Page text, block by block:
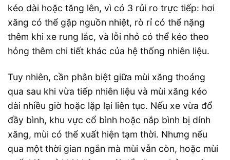
kéo dài hoặc tăng lên, vì có 3 rủi ro trực tiếp: hơi
xăng có thể gặp nguồn nhiệt, rò rỉ có thể nặng
thêm khi xe rung lắc, và lỗi nhỏ có thể kéo theo
hỏng thêm chi tiết khác của hệ thống nhiên liệu.
Tuy nhiên, cần phân biệt giữa mùi xăng thoáng
qua sau khi vừa tiếp nhiên liệu và mùi xăng kéo
dài nhiều giờ hoặc lặp lại liên tục. Nếu xe vừa đổ
đầy bình, khu vực cổ bình hoặc nắp bình bị dính
xăng, mùi có thể xuất hiện tạm thời. Nhưng nếu
qua một thời gian ngắn mà mùi vẫn còn, hoặc mùi